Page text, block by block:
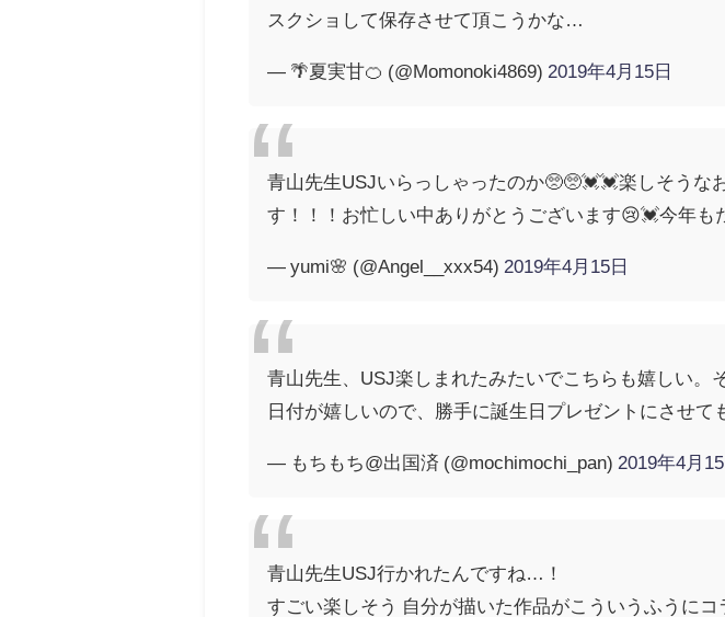
スクショして保存させて頂こうかな…
— 🌴夏実甘🍊 (@Momonoki4869) 2019年4月15日
青山先生USJいらっしゃったのか🥺🥺💓💓楽しそうな
す！！！お忙しい中ありがとうございます😢💓今年
— yumi🌸 (@Angel__xxx54) 2019年4月15日
青山先生、USJ楽しまれたみたいでこちらも嬉しい。
日付が嬉しいので、勝手に誕生日プレゼントにさせて
— もちもち@出国済 (@mochimochi_pan) 2019年4月15
青山先生USJ行かれたんですね…！
すごい楽しそう 自分が描いた作品がこういうふうに